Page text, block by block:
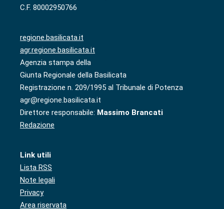
C.F. 80002950766
regione.basilicata.it
agr.regione.basilicata.it
Agenzia stampa della
Giunta Regionale della Basilicata
Registrazione n. 209/1995 al Tribunale di Potenza
agr@regione.basilicata.it
Direttore responsabile: Massimo Brancati
Redazione
Link utili
Lista RSS
Note legali
Privacy
Area riservata